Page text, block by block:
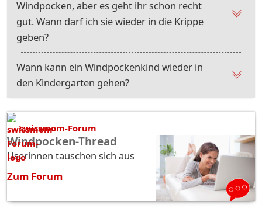
Windpocken, aber es geht ihr schon recht
gut. Wann darf ich sie wieder in die Krippe
geben?
Wann kann ein Windpockenkind wieder in
den Kindergarten gehen?
swissmom-Forum
Windpocken-Thread
Userinnen tauschen sich aus
Zum Forum